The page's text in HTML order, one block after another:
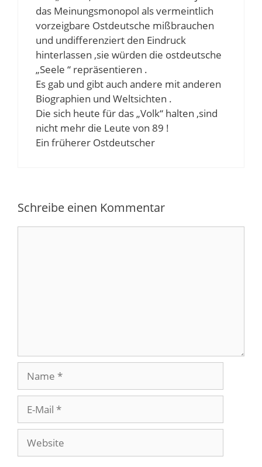
das Meinungsmonopol als vermeintlich
vorzeigbare Ostdeutsche mißbrauchen
und undifferenziert den Eindruck
hinterlassen ,sie würden die ostdeutsche
„Seele “ repräsentieren .
Es gab und gibt auch andere mit anderen
Biographien und Weltsichten .
Die sich heute für das „Volk“ halten ,sind
nicht mehr die Leute von 89 !
Ein früherer Ostdeutscher
Schreibe einen Kommentar
Mail
Website